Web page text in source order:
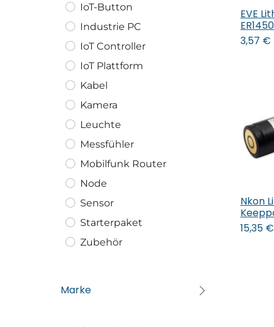
IoT-Button
Industrie PC
IoT Controller
IoT Plattform
Kabel
Kamera
Leuchte
Messfühler
Mobilfunk Router
Node
Sensor
Starterpaket
Zubehör
Marke
In
EVE
3,57 €
In
Nkon
15,35€